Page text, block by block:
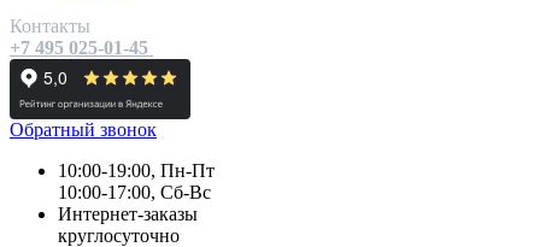
Контакты
+7 495 025-01-45
Обратный звонок
10:00-19:00, Пн-Пт
10:00-17:00, Сб-Вс
Интернет-заказы
круглосуточно